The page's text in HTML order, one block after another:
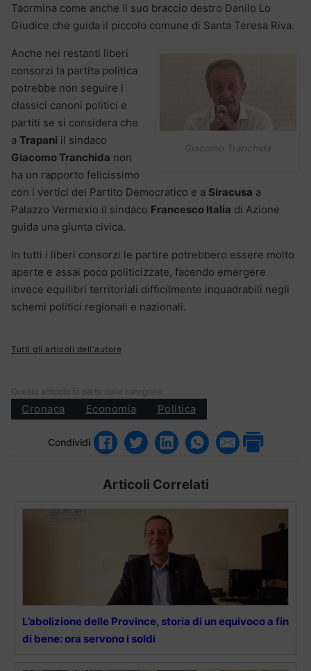
Taormina come anche il suo braccio destro Danilo Lo
Giudice che guida il piccolo comune di Santa Teresa Riva.
Giacomo Tranchida
Anche nei restanti liberi
consorzi la partita politica
potrebbe non seguire i
classici canoni politici e
partiti se si considera che
a Trapani il sindaco
Giacomo Tranchida non
ha un rapporto felicissimo
con i vertici del Partito Democratico e a Siracusa a
Palazzo Vermexio il sindaco Francesco Italia di Azione
guida una giunta civica.
In tutti i liberi consorzi le partire potrebbero essere molto
aperte e assai poco politicizzate, facendo emergere
invece equilibri territoriali difficilmente inquadrabili negli
schemi politici regionali e nazionali.
Tutti gli articoli dell'autore
Questo articolo fa parte delle categorie:
Cronaca Economia Politica
Condividi
Articoli Correlati
L’abolizione delle Province, storia di un equivoco a fin
di bene: ora servono i soldi